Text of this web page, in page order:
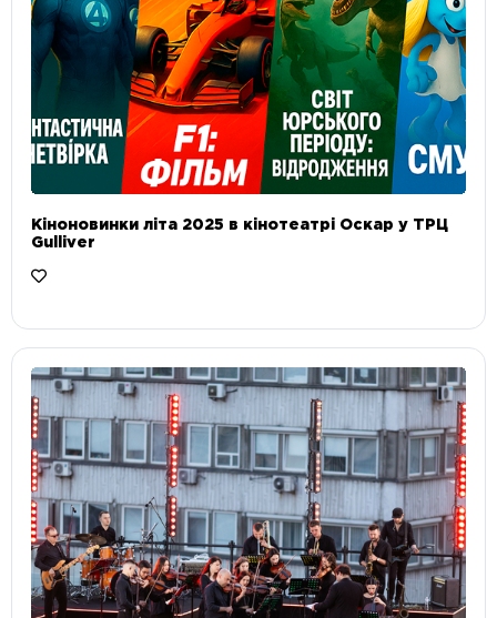
Кіноновинки літа 2025 в кінотеатрі Оскар у ТРЦ
Gulliver